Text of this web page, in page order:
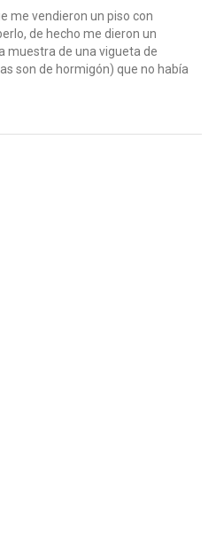
me vendieron un piso con
de hecho me dieron un
muestra de una vigueta de
son de hormigón) que no había